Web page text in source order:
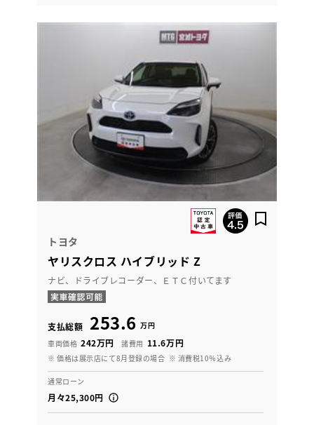
トヨタ
ヤリスクロス ハイブリッド Z
ナビ、ドライブレコーダー、ＥＴＣ付いてます
支払総額 253.6 万円
車両価格 242万円 諸費用 11.6万円
※ 価格は展示店にて8月登録の場合 ※ 消費税10％込み
通常ローン
月々25,300円